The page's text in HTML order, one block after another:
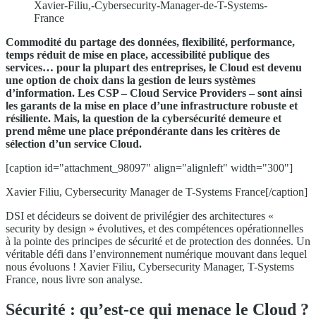
Xavier-Filiu,-Cybersecurity-Manager-de-T-Systems-
France
Commodité du partage des données, flexibilité, performance,
temps réduit de mise en place, accessibilité publique des
services… pour la plupart des entreprises, le Cloud est devenu
une option de choix dans la gestion de leurs systèmes
d’information. Les CSP – Cloud Service Providers – sont ainsi
les garants de la mise en place d’une infrastructure robuste et
résiliente. Mais, la question de la cybersécurité demeure et
prend même une place prépondérante dans les critères de
sélection d’un service Cloud.
[caption id="attachment_98097" align="alignleft" width="300"]
Xavier Filiu, Cybersecurity Manager de T-Systems France[/caption]
DSI et décideurs se doivent de privilégier des architectures «
security by design » évolutives, et des compétences opérationnelles
à la pointe des principes de sécurité et de protection des données. Un
véritable défi dans l’environnement numérique mouvant dans lequel
nous évoluons ! Xavier Filiu, Cybersecurity Manager, T-Systems
France, nous livre son analyse.
Sécurité : qu’est-ce qui menace le Cloud ?